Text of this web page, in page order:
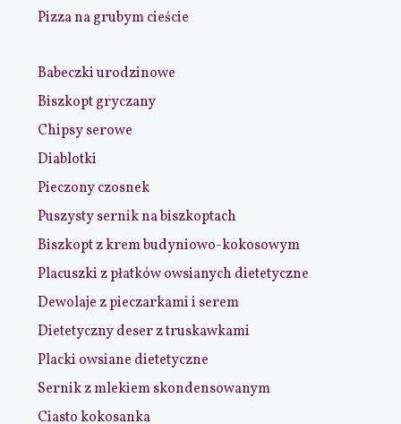
Pizza na grubym cieście
Babeczki urodzinowe
Biszkopt gryczany
Chipsy serowe
Diablotki
Pieczony czosnek
Puszysty sernik na biszkoptach
Biszkopt z krem budyniowo-kokosowym
Placuszki z płatków owsianych dietetyczne
Dewolaje z pieczarkami i serem
Dietetyczny deser z truskawkami
Placki owsiane dietetyczne
Sernik z mlekiem skondensowanym
Ciasto kokosanka